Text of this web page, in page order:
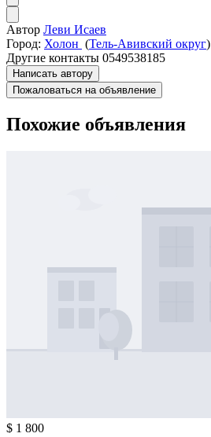
Автор Леви Исаев
Город: Холон (Тель-Авивский округ)
Другие контакты 0549538185
Написать автору
Пожаловаться на объявление
Похожие объявления
$ 1 800